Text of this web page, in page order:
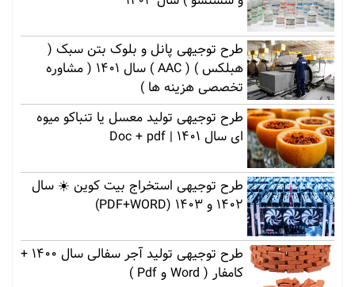
طرح توجیهی پانل و بلوک بتن سبک (
هبلکس ) ( AAC ) سال 1401 ( مشاوره
تخصصی هزینه ها )
طرح توجیهی تولید معسل یا تنباکو میوه
ای سال 1401 | Doc + pdf
طرح توجیهی استخراج بیت کوین ☀️ سال
1402 و 1403 (PDF+WORD)
طرح توجیهی تولید آجر سفالی سال 1400 +
کامفار ( Word و Pdf )